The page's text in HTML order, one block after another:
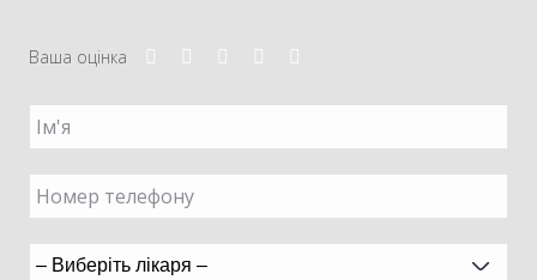
Ваша оцінка